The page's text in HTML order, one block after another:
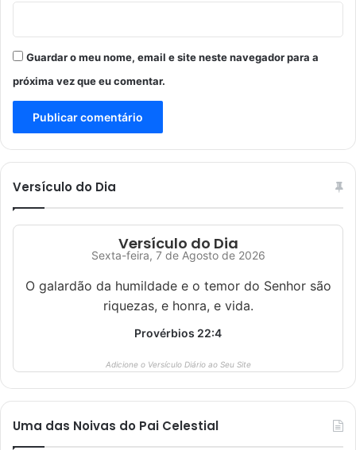
Guardar o meu nome, email e site neste navegador para a
próxima vez que eu comentar.
Versículo do Dia
Versículo do Dia
Sexta-feira, 7 de Agosto de 2026
O galardão da humildade e o temor do Senhor são
riquezas, e honra, e vida.
Provérbios 22:4
Adicione o Versículo Diário ao Seu Site
Uma das Noivas do Pai Celestial